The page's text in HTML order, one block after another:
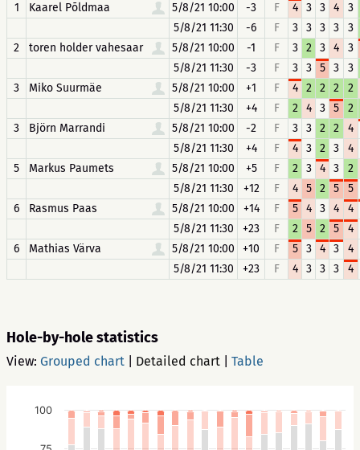
1
Kaarel Põldmaa 5/8/21 10:00 -3 F 4 3 3 4
3
5/8/21 11:30
-6 F 3 3 3 3
3
2
toren holder vahesaar 5/8/21 10:00 -1 F 3 2 3 4
3
5/8/21 11:30
-3 F 3 3 5 3
3
3
Miko Suurmäe 5/8/21 10:00 +1 F 4 2 2 2
2
5/8/21 11:30
+4 F 2 4 3 5
2
3
Björn Marrandi 5/8/21 10:00 -2 F 3 3 2 2
4
5/8/21 11:30
+4 F 4 3 2 3
4
5
Markus Paumets 5/8/21 10:00 +5 F 2 3 4 3
2
5/8/21 11:30
+12 F 4 5 2 5
5
6
Rasmus Paas 5/8/21 10:00 +14 F 5 4 3 4
4
5/8/21 11:30
+23 F 2 5 2 5
4
6
Mathias Värva 5/8/21 10:00 +10 F 5 3 4 3
4
5/8/21 11:30
+23 F 4 3 3 3 4
Hole-by-hole statistics
View: Grouped chart Detailed chart Table
100